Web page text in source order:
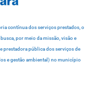
contínua dos serviços prestados, o
por meio da missão, visão e
prestadora pública dos serviços de
e gestão ambiental) no município